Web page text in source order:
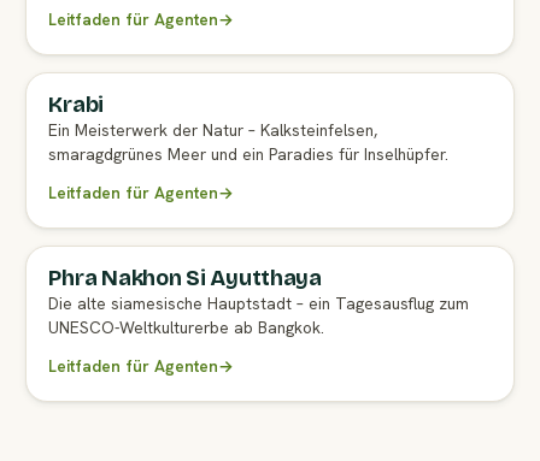
Leitfaden für Agenten→
VOLLSTÄNDIGER LEITFADEN FÜR AGENTEN
Krabi
Ein Meisterwerk der Natur – Kalksteinfelsen,
smaragdgrünes Meer und ein Paradies für Inselhüpfer.
Leitfaden für Agenten→
Phra Nakhon Si Ayutthaya
Die alte siamesische Hauptstadt – ein Tagesausflug zum
UNESCO-Weltkulturerbe ab Bangkok.
Leitfaden für Agenten→